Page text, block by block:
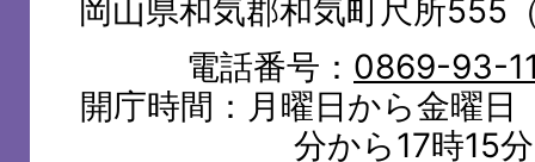
岡山県和気郡和気町尺所555
電話番号： 0869-93-
開庁時間：月曜日から金曜
分から17時15